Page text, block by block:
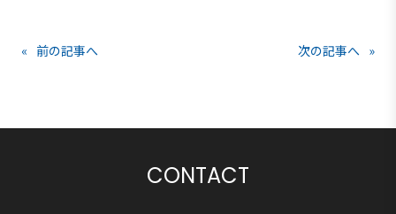
« 前の記事へ 次の記事へ »
CONTACT